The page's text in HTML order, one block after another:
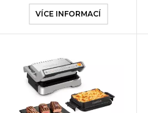
VÍCE INFORMACÍ